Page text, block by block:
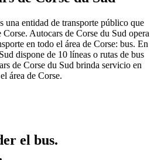
una entidad de transporte público que
Corse. Autocars de Corse du Sud opera
en todo el área de Corse: bus. En
dispone de 10 líneas o rutas de bus
de Corse du Sud brinda servicio en
área de Corse.
el bus.